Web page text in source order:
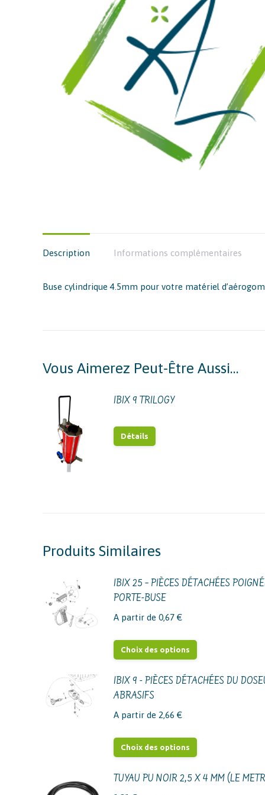
Description Informations complémentaires
Buse cylindrique 4.5mm pour votre matériel
Vous Aimerez Peut-Être Aussi…
IBIX 9 TRILOGY
Détails
Produits Similaires
IBIX 25 – PIÈCES DÉTACHÉES
PORTE-BUSE
A partir de 0,67 €
Choix des options
a
options
peuvent
être
IBIX 9 - PIÈCES DÉTACHÉES DU
ABRASIFS
A partir de 2,66 €
Choix des options
a
TUYAU PU NOIR 2,5 X 4 MM (LE